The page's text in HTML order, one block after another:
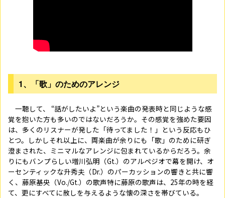
1、 「歌」のためのアレンジ
一聴して、 “話がしたいよ”という楽曲の発表時と同じような感
覚を抱いた方も多いのではないだろうか。その感覚を強めた要因
は、多くのリスナーが発した「待ってました！」という反応もひ
とつ。しかしそれ以上に、両楽曲が余りにも「歌」のために研ぎ
澄まされた、ミニマルなアレンジに包まれているからだろう。余
りにもバンプらしい増川弘明（Gt.）のアルペジオで幕を開け、オ
ーセンティックな升秀夫（Dr.）のパーカッションの響きと共に響
く、藤原基央（Vo./Gt.）の歌声――特に藤原の歌声は、 25年の時を経
て、更にすべてに赦しを与えるような懐の深さを帯びている。